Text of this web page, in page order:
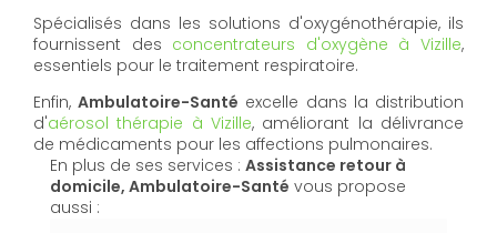
Spécialisés dans les solutions d'oxygénothérapie, ils
fournissent des concentrateurs d'oxygène à Vizille,
essentiels pour le traitement respiratoire.
Enfin,Ambulatoire-Santé excelle dans la distribution
d'aérosol thérapie à Vizille, améliorant la délivrance
de médicaments pour les affections pulmonaires.
En plus de ses services : Assistance retour à
domicile, Ambulatoire-Santé vous propose
aussi :